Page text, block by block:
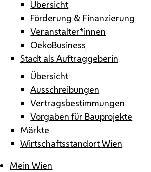
Übersicht
Förderung & Finanzierung
Veranstalter*innen
OekoBusiness
Stadt als Auftraggeberin
Übersicht
Ausschreibungen
Vertragsbestimmungen
Vorgaben für Bauprojekte
Märkte
Wirtschaftsstandort Wien
Mein Wien